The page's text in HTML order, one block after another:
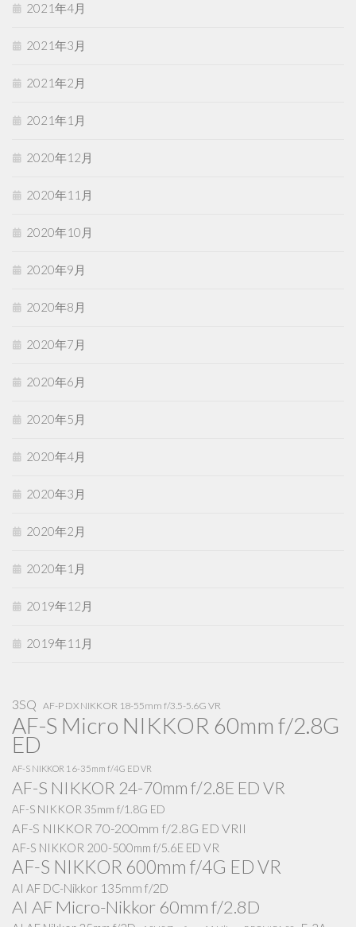
2021年4月
2021年3月
2021年2月
2021年1月
2020年12月
2020年11月
2020年10月
2020年9月
2020年8月
2020年7月
2020年6月
2020年5月
2020年4月
2020年3月
2020年2月
2020年1月
2019年12月
2019年11月
3SQ AF-P DX NIKKOR 18-55mm f/3.5-5.6G VR
AF-S Micro NIKKOR 60mm f/2.8G
ED
AF-S NIKKOR 16-35mm f/4G ED VR
AF-S NIKKOR 24-70mm f/2.8E ED VR
AF-S NIKKOR 35mm f/1.8G ED
AF-S NIKKOR 70-200mm f/2.8G ED VRII
AF-S NIKKOR 200-500mm f/5.6E ED VR
AF-S NIKKOR 600mm f/4G ED VR
AI AF DC-Nikkor 135mm f/2D
AI AF Micro-Nikkor 60mm f/2.8D